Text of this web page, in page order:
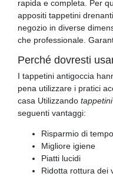
rapida e completa. Per
appositi tappetini
negozio in diverse
che professionale.
Perché dovresti
I tappetini antigoccia
pena utilizzare i pratici
casa Utilizzando
seguenti vantaggi:
Risparmio di
Migliore igiene
Piatti lucidi
Ridotta rottura dei